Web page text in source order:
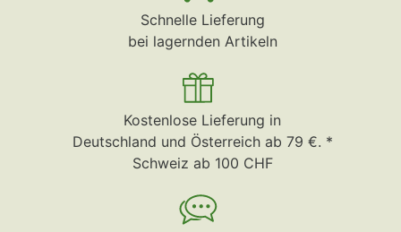
Schnelle Lieferung
bei lagernden Artikeln
Kostenlose Lieferung in
Deutschland und Österreich ab 79 €. *
Schweiz ab 100 CHF